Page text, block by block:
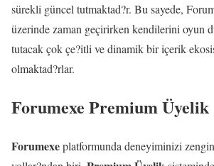
sürekli güncel tutmaktad?r. Bu sayede,
üzerinde zaman geçirirken kendilerini oyun
tutacak çok çe?itli ve dinamik bir içerik
olmaktad?rlar.
Forumexe Premium Üyelik
Forumexeplatformunda deneyiminizi